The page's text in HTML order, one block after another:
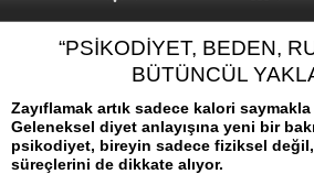
“PSİKODİYET, BEDEN,
BÜTÜNCÜL
Zayıflamak artık sadece kalori saymakla
Geleneksel diyet anlayışına yeni bir
psikodiyet, bireyin sadece fiziksel
süreçlerini de dikkate alıyor.